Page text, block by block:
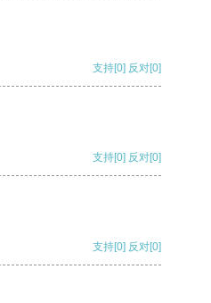
支持[0] 反对[0]
支持[0] 反对[0]
支持[0] 反对[0]